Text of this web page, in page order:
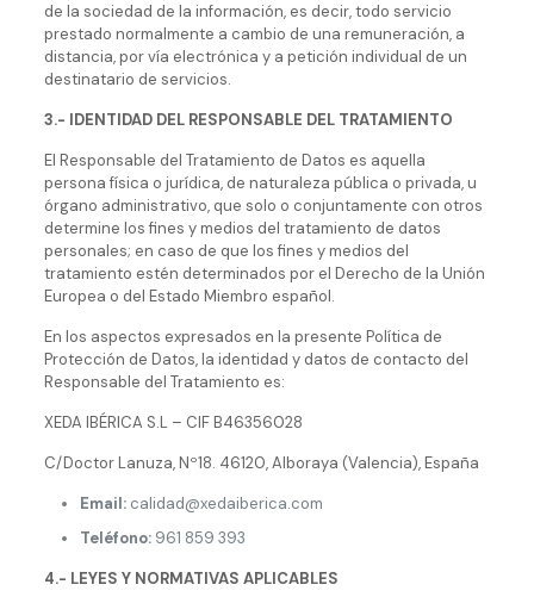
de la sociedad de la información, es decir, todo servicio
prestado normalmente a cambio de una remuneración, a
distancia, por vía electrónica y a petición individual de un
destinatario de servicios.
3.- IDENTIDAD DEL RESPONSABLE DEL TRATAMIENTO
El Responsable del Tratamiento de Datos es aquella
persona física o jurídica, de naturaleza pública o privada, u
órgano administrativo, que solo o conjuntamente con otros
determine los fines y medios del tratamiento de datos
personales; en caso de que los fines y medios del
tratamiento estén determinados por el Derecho de la Unión
Europea o del Estado Miembro español.
En los aspectos expresados en la presente Política de
Protección de Datos, la identidad y datos de contacto del
Responsable del Tratamiento es:
XEDA IBÉRICA S.L – CIF B46356028
C/Doctor Lanuza, Nº18. 46120, Alboraya (Valencia), España
Email: calidad@xedaiberica.com
Teléfono: 961 859 393
4.- LEYES Y NORMATIVAS APLICABLES